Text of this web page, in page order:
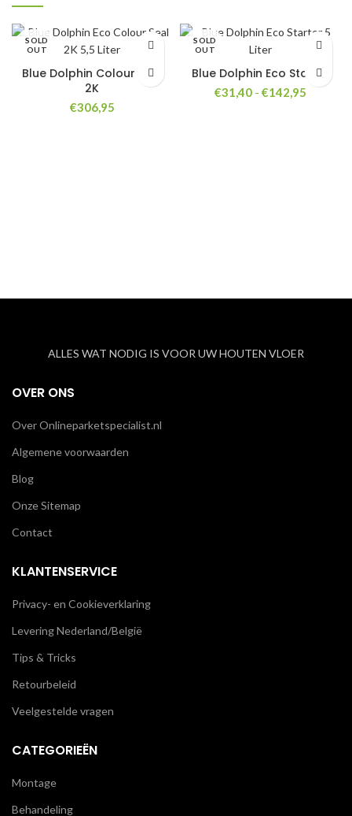
SOLD
OUT
Blue Dolphin Colour Seal
2K
€306,95
SOLD
OUT
Blue Dolphin Eco Starter
€31,40 - €142,95
ALLES WAT NODIG IS VOOR UW HOUTEN VLOER
OVER ONS
Over Onlineparketspecialist.nl
Algemene voorwaarden
Blog
Onze Sitemap
Contact
KLANTENSERVICE
Privacy- en Cookieverklaring
Levering Nederland/België
Tips & Tricks
Retourbeleid
Veelgestelde vragen
CATEGORIEËN
Montage
Behandeling